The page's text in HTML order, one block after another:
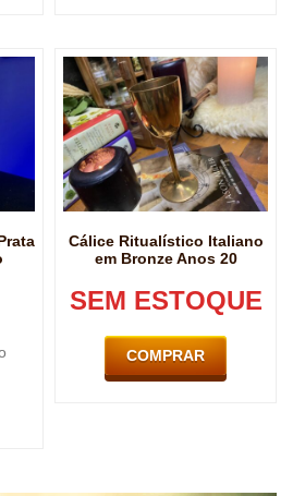
Cálice Ritualístico Italiano
em Bronze Anos 20
SEM ESTOQUE
COMPRAR